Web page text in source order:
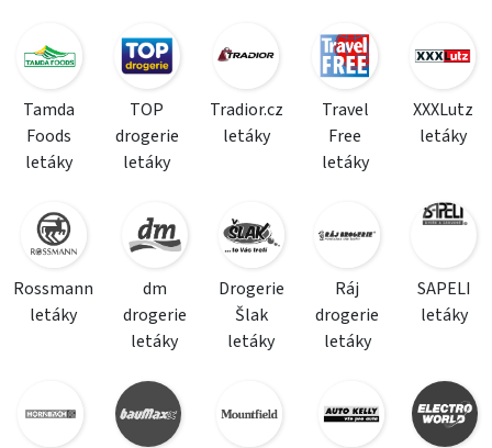
Tamda
Foods
letáky
TOP
drogerie
letáky
Tradior.cz
letáky
Travel
Free
letáky
XXXLutz
letáky
Rossmann
letáky
dm
drogerie
letáky
Drogerie
Šlak
letáky
Ráj
drogerie
letáky
SAPELI
letáky